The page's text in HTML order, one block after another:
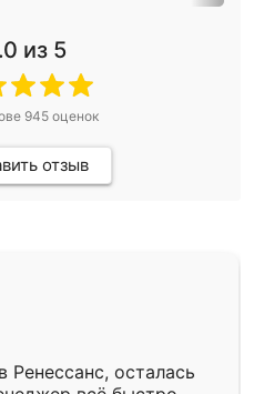
из 5
945оценок
отзыв
Ренессанс, осталась